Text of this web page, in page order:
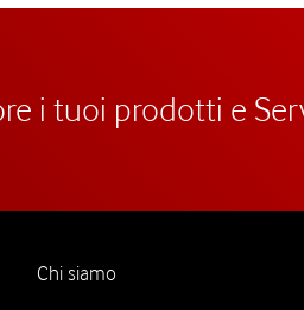
i tuoi prodotti e
Chi siamo